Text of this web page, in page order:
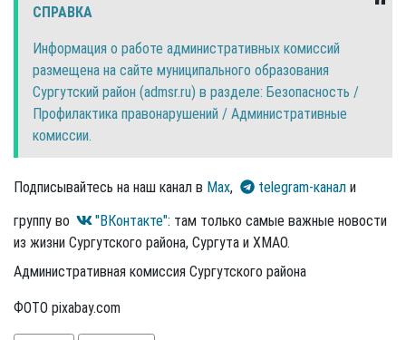
СПРАВКА
Информация о работе административных комиссий
размещена на сайте муниципального образования
Сургутский район (admsr.ru) в разделе: Безопасность /
Профилактика правонарушений / Административные
комиссии.
Подписывайтесь на наш канал в Max, telegram-канал и
группу во
"ВКонтакте": там только самые важные новости
из жизни Сургутского района, Сургута и ХМАО.
Административная комиссия Сургутского района
ФОТО pixabay.com